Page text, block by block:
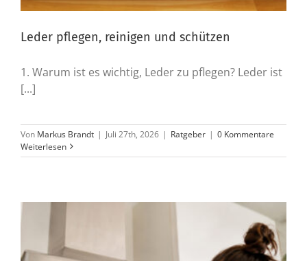
Leder pflegen, reinigen und schützen
1. Warum ist es wichtig, Leder zu pflegen? Leder ist
[...]
Von Markus Brandt | Juli 27th, 2026 | Ratgeber | 0 Kommentare
Weiterlesen